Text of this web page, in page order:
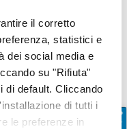
il corretto
statistici e
dei social media e
su "Rifiuta"
di default. Cliccando
di tutti i
le preferenze in